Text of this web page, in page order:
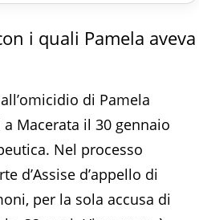
i quali Pamela aveva
di Pamela
Macerata il 30 gennaio
Nel processo
d’Assise d’appello di
per la sola accusa di